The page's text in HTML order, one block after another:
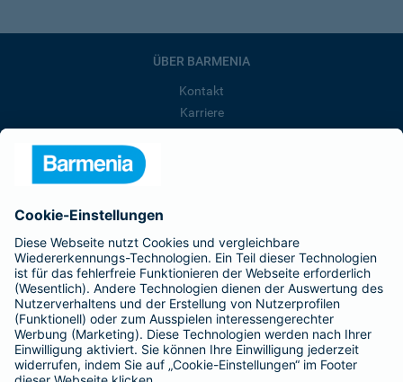
ÜBER BARMENIA
Kontakt
Karriere
Barmenia ist Teil der BarmeniaGothaer
BELIEBTE SEITEN
Kranken-Zusatzversicherung
Tierversicherungen
Haftpflichtversicherung
Hausratversicherung